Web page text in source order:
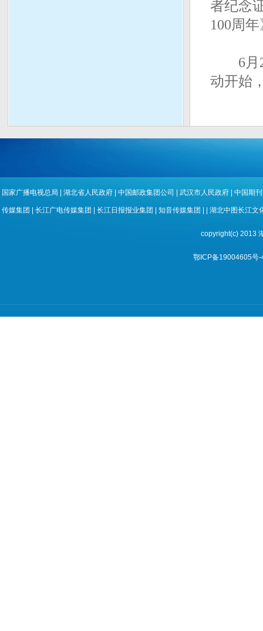
者纪念
100周
6月21
动开始
国家广播电视总局 湖北省人民政府| 中国邮政集团公司 武汉市人民政府| 中国期
传媒集团 长江广电传媒集团 长江日报报业集团 知音传媒集团 湖北中图长江文
copyright(c) 2013
鄂ICP备19004605号-